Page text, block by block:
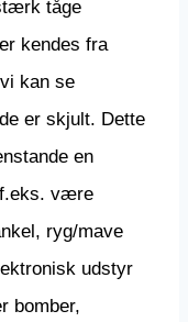
tåge
kendes fra
kan se
er skjult. Dette
en
være
ryg/mave
udstyr
bomber,